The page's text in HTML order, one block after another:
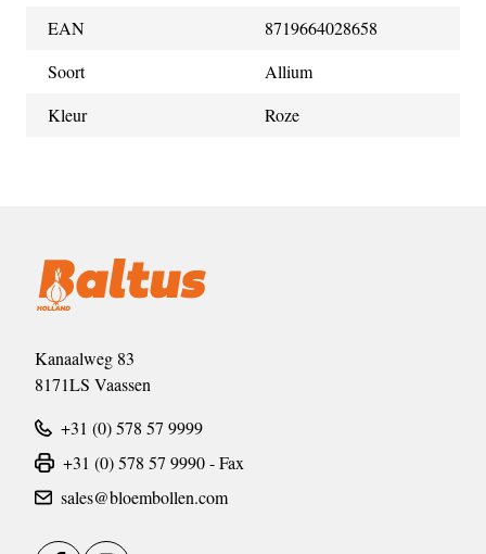
EAN
8719664028658
Soort
Allium
Kleur
Roze
Kanaalweg 83
8171LS Vaassen
+31 (0) 578 57 9999
+31 (0) 578 57 9990 - Fax
sales@bloembollen.com